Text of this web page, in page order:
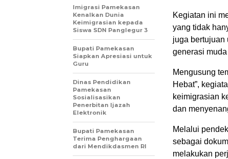
Kegiatan ini
yang tidak
juga bertujuan
generasi
Mengusung
Hebat”,
keimigrasian
dan
Melalui
sebagai
melakukan
Imigrasi Pamekasan
Kenalkan Dunia
Keimigrasian kepada
Siswa SDN Panglegur 3
Bupati Pamekasan
Siapkan Apresiasi untuk
Guru
Dinas Pendidikan
Pamekasan
Sosialisasikan
Penerbitan Ijazah
Elektronik
Bupati Pamekasan
Terima Penghargaan
dari Mendikdasmen RI